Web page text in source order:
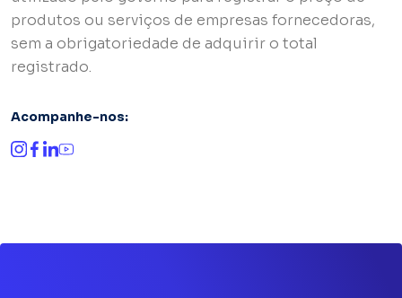
produtos ou serviços de empresas fornecedoras,
sem a obrigatoriedade de adquirir o total
registrado.
Acompanhe-nos: